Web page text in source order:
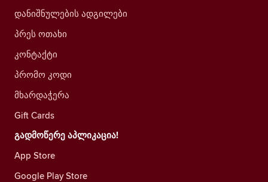
დანიშნულების ადგილები
პრეს ოთახი
კონტაქტი
პრომო კოდი
მხარდაჭერა
Gift Cards
გადმოწერე აპლიკაცია!
App Store
Google Play Store